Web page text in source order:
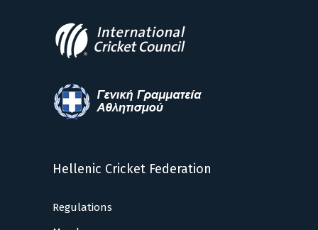
Hellenic Cricket Federation
Regulations